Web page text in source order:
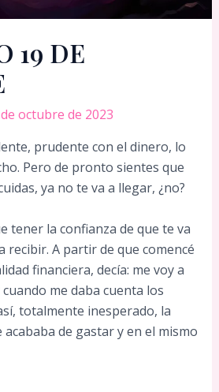
19 DE
octubre de 2023
prudente con el dinero, lo
Pero de pronto sientes que
ya no te va a llegar, ¿no?
tener la confianza de que te va
recibir. A partir de que comencé
financiera, decía: me voy a
me daba cuenta los
totalmente inesperado, la
acababa de gastar y en el mismo